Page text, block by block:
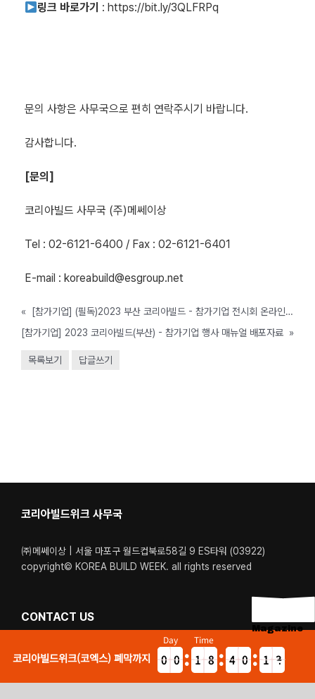
링크 바로가기 : https://bit.ly/3QLFRPq
문의 사항은 사무국으로 편히 연락주시기 바랍니다.
감사합니다.
[문의 ]
코리아빌드 사무국 (주)메쎄이상
Tel : 02-6121-6400 / Fax : 02-6121-6401
E-mail : koreabuild@esgroup.net
«
[참가기업] (필독)2023 부산 코리아빌드 - 참가기업 전시회 온라인 마케팅 서비스/스폰서 프로그램 소개
[참가기업] 2023 코리아빌드(부산) - 참가기업 행사 매뉴얼 배포자료 »
목록보기 답글쓰기
코리아빌드위크 사무국
㈜메쎄이상 | 서울 마포구 월드컵북로58길 9 ES타워 (03922)
copyright© KOREA BUILD WEEK. all rights reserved
CONTACT US
Tel. 02-6121-6400 / 1600-5340
운영시간. 월-금 : 09:00 – 18:00 (점심시간: 12:40 – 13:40)
코리아빌드위크(코엑스) 폐막까지
Day
0
9 0
9
Time
1
0 8
7 4
3 0
9 1
0 4
3
Magazine